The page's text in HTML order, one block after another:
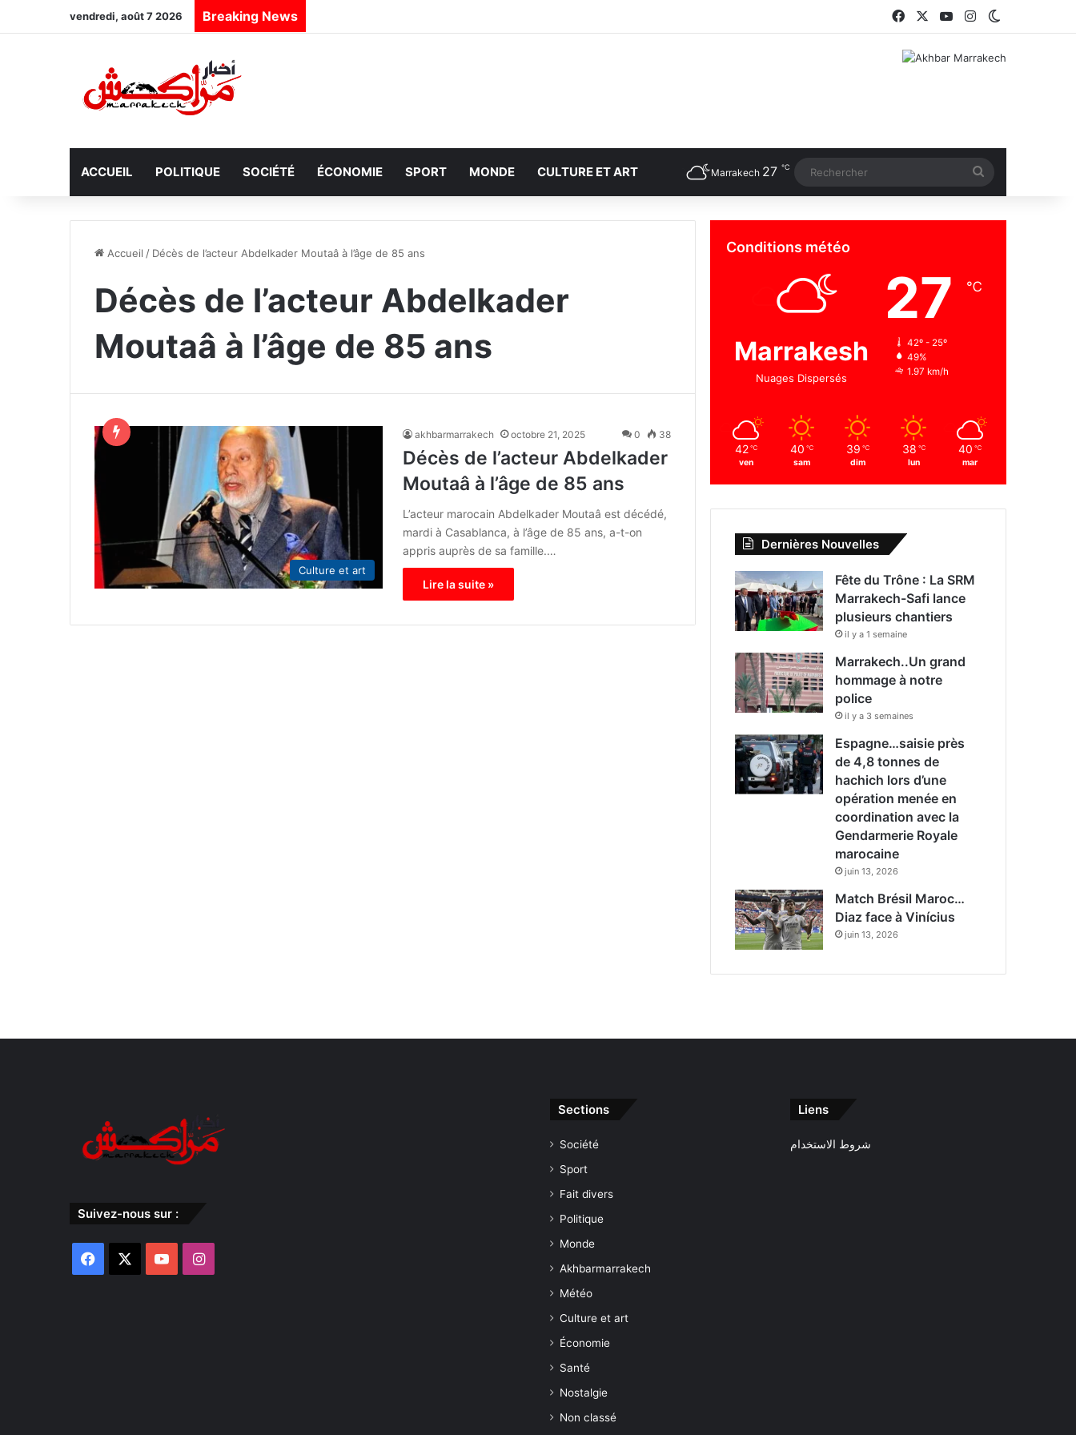
vendredi, août 7 2026 Breaking News Facebook YouTubeInstagram
ACCUEIL POLITIQUE SOCIÉTÉ ÉCONOMIE SPORT MONDE CULTURE ET ART Marrakech 27 ℃
Accueil / Décès de l’acteur Abdelkader Moutaâ à l’âge de 85 ans
Décès de l’acteur Abdelkader
Moutaâ à l’âge de 85 ans
Culture et art
akhbarmarrakech octobre 21, 2025 0 38
Décès de l’acteur Abdelkader
Moutaâ à l’âge de 85 ans
L’acteur marocain Abdelkader Moutaâ est décédé,
mardi à Casablanca, à l’âge de 85 ans, a-t-on
appris auprès de sa famille.…
Lire la suite »
Conditions météo
Marrakesh
Nuages Dispersés
27 ℃
42º - 25º
49%
1.97 km/h
42 ℃
ven
40 ℃
sam
39 ℃
dim
38 ℃
lun
40 ℃
mar
Dernières Nouvelles
Fête du Trône : La SRM
Marrakech-Safi lance
plusieurs chantiers
il y a 1 semaine
Marrakech..Un grand
hommage à notre
police
il y a 3 semaines
Espagne…saisie près
de 4,8 tonnes de
hachich lors d’une
opération menée en
coordination avec la
Gendarmerie Royale
marocaine
juin 13, 2026
Match Brésil Maroc…
Diaz face à Vinícius
juin 13, 2026
Suivez-nous sur :
Facebook YouTubeInstagram
Sections
Société
Sport
Fait divers
Politique
Monde
Akhbarmarrakech
Météo
Culture et art
Économie
Santé
Nostalgie
Non classé
Liens
شروط الاستخدام